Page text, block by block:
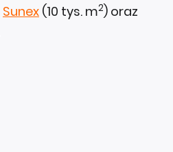
Sunex (10 tys. m2) oraz